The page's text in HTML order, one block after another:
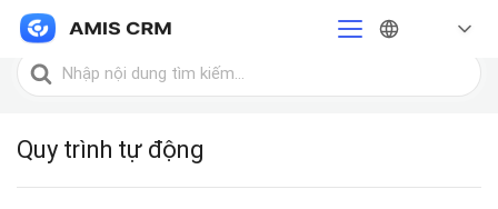
Trang chủ Quy trình tự động
Tìm
kiếm
Quy trình tự động